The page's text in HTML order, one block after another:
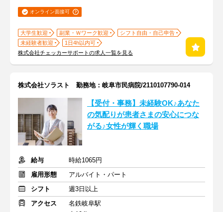
オンライン面接可
大学生歓迎 副業・Ｗワーク歓迎
シフト自由・自己申告
未経験者歓迎
1日4h以内可
株式会社チェッカーサポートの求人一覧を見る
株式会社ソラスト 勤務地：岐阜市民病院/2110107790-014
【受付・事務】未経験OK♪あなた
の気配りが患者さまの安心につな
がる♪女性が輝く職場
給与
時給1065円
雇用形態
アルバイト・パート
シフト
週3日以上
アクセス
名鉄岐阜駅